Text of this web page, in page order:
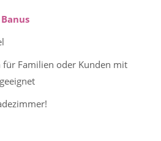
für Familien oder Kunden mit